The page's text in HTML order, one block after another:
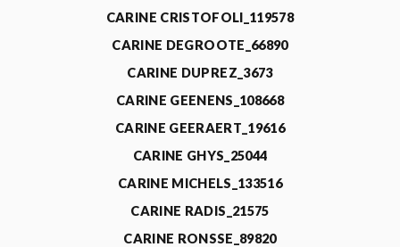
CARINE CRISTOFOLI_119578
CARINE DEGROOTE_66890
CARINE DUPREZ_3673
CARINE GEENENS_108668
CARINE GEERAERT_19616
CARINE GHYS_25044
CARINE MICHELS_133516
CARINE RADIS_21575
CARINE RONSSE_89820